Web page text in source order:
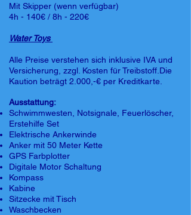
Mit Skipper (wenn verfügbar)
4h - 140€ / 8h - 220€
Water Toys
Alle Preise verstehen sich inklusive IVA und
Versicherung, zzgl. Kosten für Treibstoff.Die
Kaution beträgt 2.000,-€ per Kreditkarte.
Ausstattung:
Schwimmwesten, Notsignale, Feuerlöscher,
Erstehilfe Set
Elektrische Ankerwinde
Anker mit 50 Meter Kette
GPS Farbplotter
Digitale Motor Schaltung
Kompass
Kabine
Sitzecke mit Tisch
Waschbecken